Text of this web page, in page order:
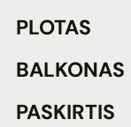
PLOTAS
BALKONAS
PASKIRTIS